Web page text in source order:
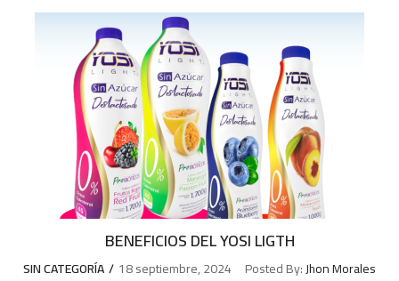
BENEFICIOS DEL YOSI LIGTH
SIN CATEGORÍA 18 septiembre, 2024 Posted By:Jhon Morales